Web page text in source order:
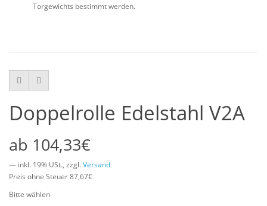
Torgewichts bestimmt werden.
Doppelrolle Edelstahl V2A
104,33€
— inkl. 19% USt., zzgl.Versand
Preis ohne Steuer 87,67€
Bitte wählen